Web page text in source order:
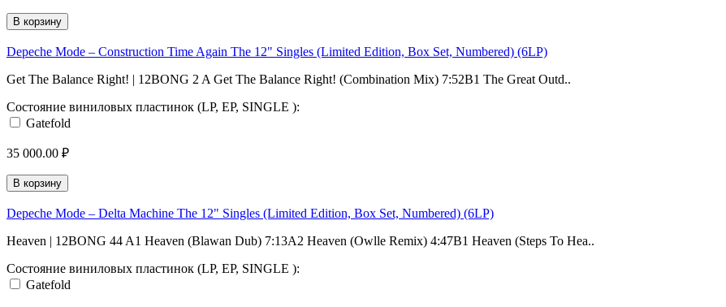
В корзину
Depeche Mode – Construction Time Again The 12" Singles (Limited Edition, Box Set, Numbered) (6LP)
Get The Balance Right! | 12BONG 2 A Get The Balance Right! (Combination Mix) 7:52B1 The Great Outd..
Состояние виниловых пластинок (LP, EP, SINGLE ):
Gatefold
35 000.00 ₽
В корзину
Depeche Mode – Delta Machine The 12" Singles (Limited Edition, Box Set, Numbered) (6LP)
Heaven | 12BONG 44 A1 Heaven (Blawan Dub) 7:13A2 Heaven (Owlle Remix) 4:47B1 Heaven (Steps To Hea..
Состояние виниловых пластинок (LP, EP, SINGLE ):
Gatefold